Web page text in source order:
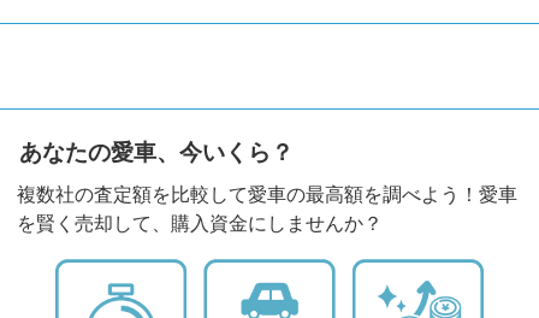
あなたの愛車、今いくら？
複数社の査定額を比較して愛車の最高額を調べよう！愛車
を賢く売却して、購入資金にしませんか？